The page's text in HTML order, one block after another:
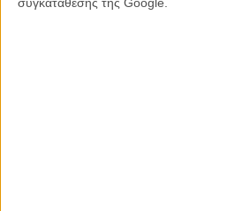
συγκατάθεσης της Google.